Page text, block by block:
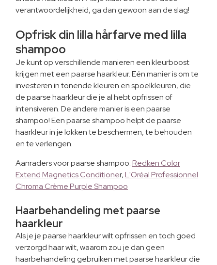
verantwoordelijkheid, ga dan gewoon aan de slag!
Opfrisk din lilla hårfarve med lilla
shampoo
Je kunt op verschillende manieren een kleurboost
krijgen met een paarse haarkleur. Eén manier is om te
investeren in tonende kleuren en spoelkleuren, die
de paarse haarkleur die je al hebt opfrissen of
intensiveren. De andere manier is een paarse
shampoo! Een paarse shampoo helpt de paarse
haarkleur in je lokken te beschermen, te behouden
en te verlengen.
Aanraders voor paarse shampoo:Redken Color
Extend Magnetics Conditioner,L'Oréal Professionnel
Chroma Crème Purple Shampoo
Haarbehandeling met paarse
haarkleur
Als je je paarse haarkleur wilt opfrissen en toch goed
verzorgd haar wilt, waarom zou je dan geen
haarbehandeling gebruiken met paarse haarkleur die